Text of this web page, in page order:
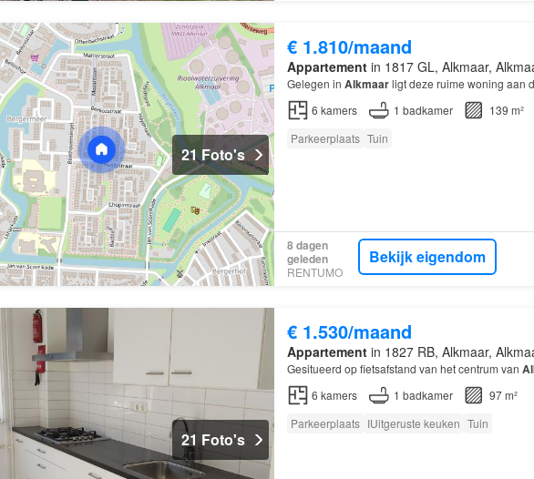
21 Foto's
€ 1.810/maand
Appartementin 1817 GL, Alkmaar,
Gelegen in Alkmaarligt deze ruime woning aan
6 kamers 1 badkamer
139 m²
Parkeerplaats Tuin
8 dagen
geleden
RENTUMO
Bekijk eigendom
21 Foto's
€ 1.530/maand
Appartementin 1827 RB, Alkmaar,
Gesitueerd op fietsafstand van het centrum van
6 kamers 1 badkamer
97 m²
Parkeerplaats IUitgeruste keuken Tuin